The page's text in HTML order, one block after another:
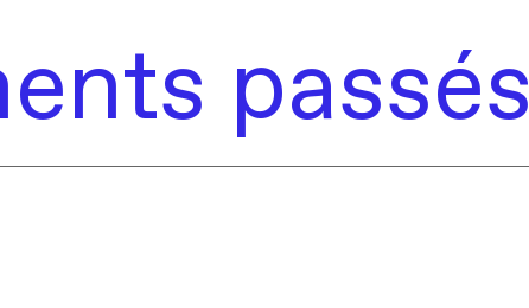
passés